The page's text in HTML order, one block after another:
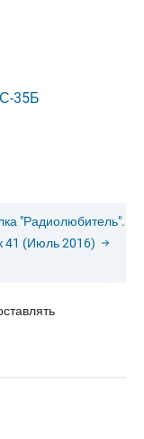
35Б
"Радиолюбитель".
41 (Июль 2016)